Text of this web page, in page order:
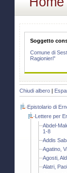
Soggetto
Comune di
Ragionieri"
Chiudi albero |
Epistolario di
Lettere per
Abdel-
1-8
Addis
Agatino,
Agosti,
Alatri,